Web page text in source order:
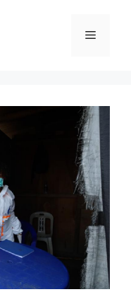
Menu